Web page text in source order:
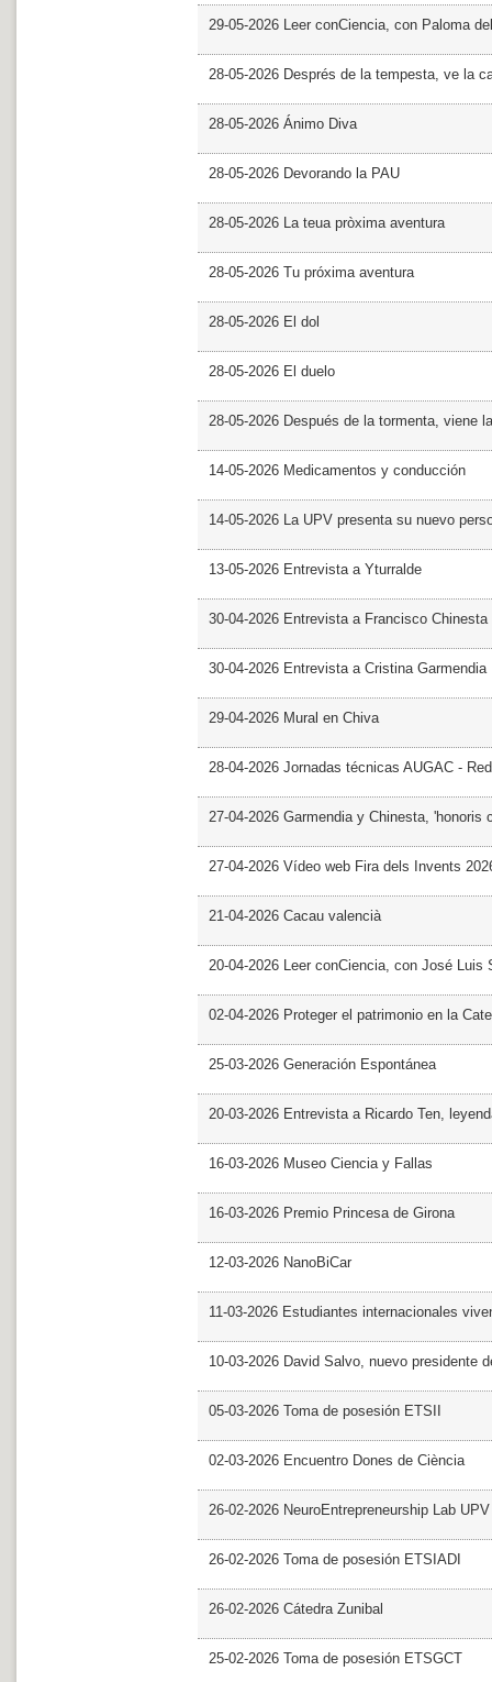
29-05-2026 Leer conCiencia, con Paloma
28-05-2026 Després de la tempesta, ve la
28-05-2026 Ánimo Diva
28-05-2026 Devorando la PAU
28-05-2026 La teua pròxima aventura
28-05-2026 Tu próxima aventura
28-05-2026 El dol
28-05-2026 El duelo
28-05-2026 Después de la tormenta, viene
14-05-2026 Medicamentos y conducción
14-05-2026 La UPV presenta su nuevo
13-05-2026 Entrevista a Yturralde
30-04-2026 Entrevista a Francisco Chinesta
30-04-2026 Entrevista a Cristina Garmendia
29-04-2026 Mural en Chiva
28-04-2026 Jornadas técnicas AUGAC -
27-04-2026 Garmendia y Chinesta, 'honoris
27-04-2026 Vídeo web Fira dels Invents
21-04-2026 Cacau valencià
20-04-2026 Leer conCiencia, con José Luis
02-04-2026 Proteger el patrimonio en la
25-03-2026 Generación Espontánea
20-03-2026 Entrevista a Ricardo Ten,
16-03-2026 Museo Ciencia y Fallas
16-03-2026 Premio Princesa de Girona
12-03-2026 NanoBiCar
11-03-2026 Estudiantes internacionales
10-03-2026 David Salvo, nuevo presidente
05-03-2026 Toma de posesión ETSII
02-03-2026 Encuentro Dones de Ciència
26-02-2026 NeuroEntrepreneurship Lab UPV
26-02-2026 Toma de posesión ETSIADI
26-02-2026 Cátedra Zunibal
25-02-2026 Toma de posesión ETSGCT